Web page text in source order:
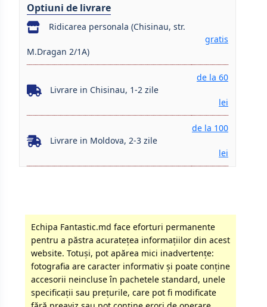
Optiuni de livrare
Ridicarea personala (Chisinau, str.
M.Dragan 2/1A)
gratis
Livrare in Chisinau, 1-2 zile
de la 60
lei
Livrare in Moldova, 2-3 zile
de la 100
lei
Echipa Fantastic.md face eforturi permanente
pentru a păstra acurateţea informaţiilor din acest
website. Totuși, pot apărea mici inadvertenţe:
fotografia are caracter informativ şi poate conţine
accesorii neincluse în pachetele standard, unele
specificaţii sau preţurile, care pot fi modificate